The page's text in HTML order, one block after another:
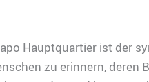
Hauptquartier ist der
zu erinnern, deren